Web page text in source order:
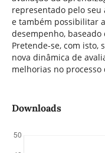
representado pelo
e também possibilitar
desempenho,
Pretende-se, com isto,
nova dinâmica de
melhorias no
Downloads